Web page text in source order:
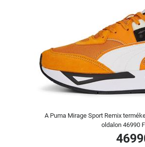
A Puma Mirage Sport Remix
oldalon 46990